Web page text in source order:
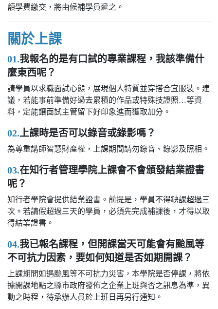
額學費繳交，將由候補學員遞之。
關於上課
01.我報名的是有口試的專業課程，我該準備什
麼東西呢？
請學員以求職面試心態，展現個人特質並穿搭合宜服裝。建
議，若能事前準備好過去累積的作品或特殊技證照…等資
料，定能讓面試主管留下好印象進而獲取加分。
02.上課時是否可以錄音或錄影嗎？
為尊重講師智慧財產權，上課期間請勿錄音、錄影及照相。
03.在知行者管理學院上課會不會頒發結業證書
呢？
知行者學院會提供結業證書。前提是，學員不得缺課超過三
次。若請假超過三天的學員，必須先完成補課後，才得以取
得結業證書。
04.我已報名課程，但開課當天可能會有颱風等
不可抗力因素，要如何知道是否如期開課？
上課期間如遇颱風等不可抗力災害，本學院是否停課，將依
據開課地點之縣市政府發佈之企業上班與否之訊息為準，異
動之時程，待承辦人員於上班日再另行通知。